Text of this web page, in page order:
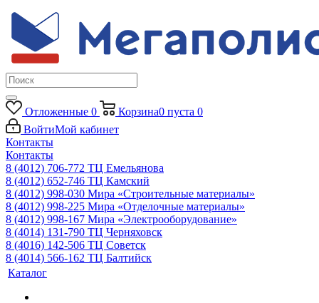
Отложенные 0 Корзина0 пуста 0
ВойтиМой кабинет
Контакты
Контакты
8 (4012) 706-772 ТЦ Емельянова
8 (4012) 652-746 ТЦ Камский
8 (4012) 998-030 Мира «Строительные материалы»
8 (4012) 998-225 Мира «Отделочные материалы»
8 (4012) 998-167 Мира «Электрооборудование»
8 (4014) 131-790 ТЦ Черняховск
8 (4016) 142-506 ТЦ Советск
8 (4014) 566-162 ТЦ Балтийск
Каталог